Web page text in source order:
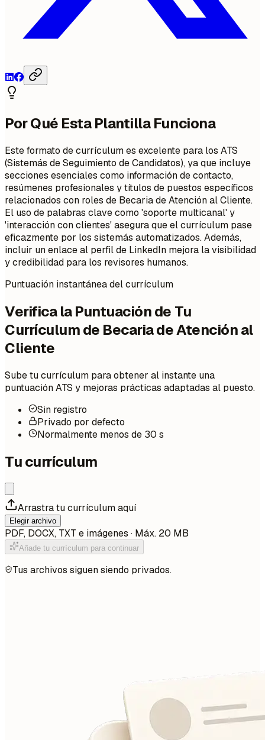
Por Qué Esta Plantilla Funciona
Este formato de currículum es excelente para los ATS
(Sistemás de Seguimiento de Candidatos), ya que incluye
secciones esenciales como información de contacto,
resúmenes profesionales y títulos de puestos específicos
relacionados con roles de Becaria de Atención al Cliente.
El uso de palabras clave como 'soporte multicanal' y
'interacción con clientes' asegura que el currículum pase
eficazmente por los sistemás automatizados. Además,
incluir un enlace al perfil de LinkedIn mejora la visibilidad
y credibilidad para los revisores humanos.
Puntuación instantánea del currículum
Verifica la Puntuación de Tu
Currículum de Becaria de Atención al
Cliente
Sube tu currículum para obtener al instante una
puntuación ATS y mejoras prácticas adaptadas al puesto.
Sin registro
Privado por defecto
Normalmente menos de 30 s
Tu currículum
Arrastra tu currículum aquí
Elegir archivo
PDF, DOCX, TXT e imágenes · Máx. 20 MB
Añade tu currículum para continuar
Tus archivos siguen siendo privados.